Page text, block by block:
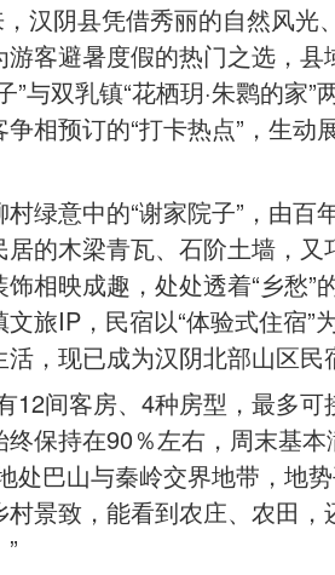
阴县凭借秀丽的自然风光
游客避暑度假的热门之选，
”与双乳镇“花栖玥·朱鹮的家
相预订的“打卡热点”，生
绿意中的“谢家院子”，由百
的木梁青瓦、石阶土墙，又
相映成趣，处处透着“乡愁
旅IP，民宿以“体验式住宿”
，现已成为汉阴北部山区民
12间客房、4种房型，最多
保持在90％左右，周末基本
处巴山与秦岭交界地带，地
村景致，能看到农庄、农田